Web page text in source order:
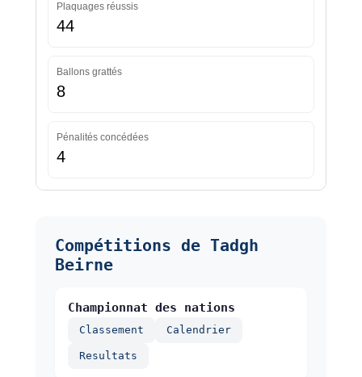
Plaquages réussis
44
Ballons grattés
8
Pénalités concédées
4
Compétitions de Tadgh
Beirne
Championnat des nations
Classement Calendrier
Resultats